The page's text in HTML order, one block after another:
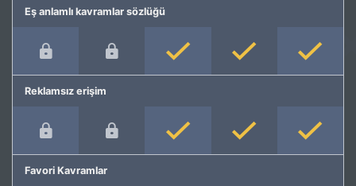
Eş anlamlı kavramlar sözlüğü
Reklamsız erişim
Favori Kavramlar